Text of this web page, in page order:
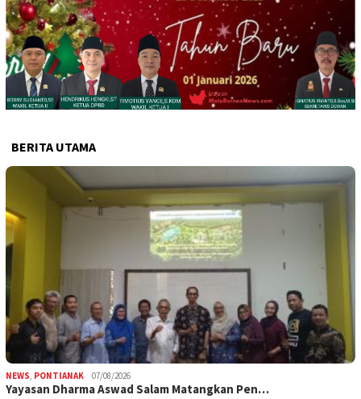
BERITA UTAMA
NEWS, PONTIANAK 07/08/2026
Yayasan Dharma Aswad Salam Matangkan Pen…